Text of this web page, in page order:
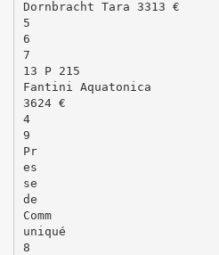
Dornbracht Tara 3313 €
5
6
7
13 P 215
Fantini Aquatonica
3624 €
4
9
Pr
es
se
de
Comm
uniqué
8